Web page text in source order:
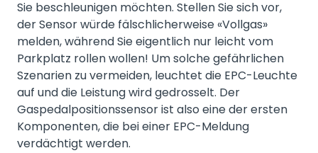
Sie beschleunigen möchten. Stellen Sie sich vor,
der Sensor würde fälschlicherweise «Vollgas»
melden, während Sie eigentlich nur leicht vom
Parkplatz rollen wollen! Um solche gefährlichen
Szenarien zu vermeiden, leuchtet die EPC-Leuchte
auf und die Leistung wird gedrosselt. Der
Gaspedalpositionssensor ist also eine der ersten
Komponenten, die bei einer EPC-Meldung
verdächtigt werden.